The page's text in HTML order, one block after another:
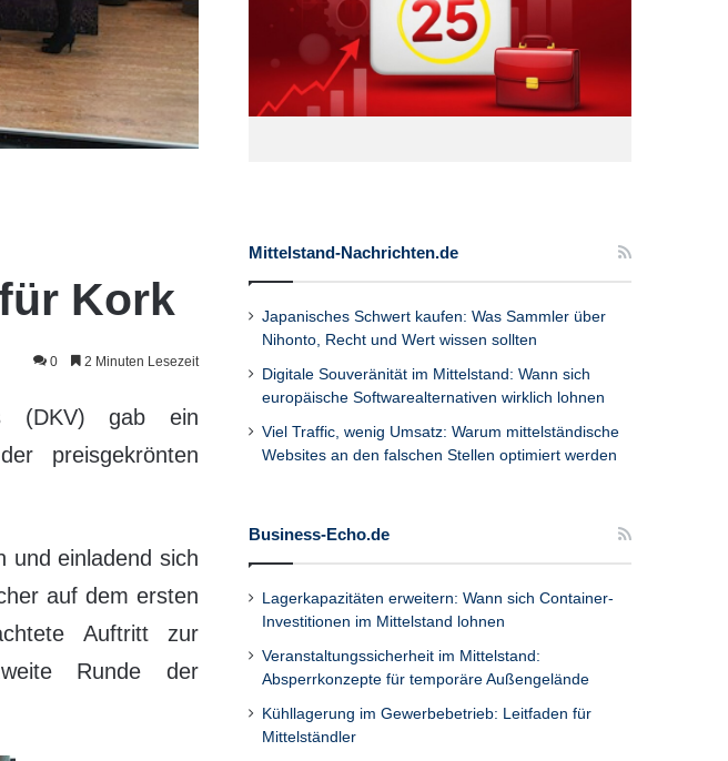
Kork
0 2 Minuten Lesezeit
(DKV) gab ein
preisgekrönten
und einladend sich
auf dem ersten
Auftritt zur
Runde der
Mittelstand-Nachrichten.de
Japanisches Schwert kaufen: Was Sammler über
Nihonto, Recht und Wert wissen sollten
Digitale Souveränität im Mittelstand: Wann sich
europäische Softwarealternativen wirklich lohnen
Viel Traffic, wenig Umsatz: Warum mittelständische
Websites an den falschen Stellen optimiert werden
Business-Echo.de
Lagerkapazitäten erweitern: Wann sich Container-
Investitionen im Mittelstand lohnen
Veranstaltungssicherheit im Mittelstand:
Absperrkonzepte für temporäre Außengelände
Kühllagerung im Gewerbebetrieb: Leitfaden für
Mittelständler